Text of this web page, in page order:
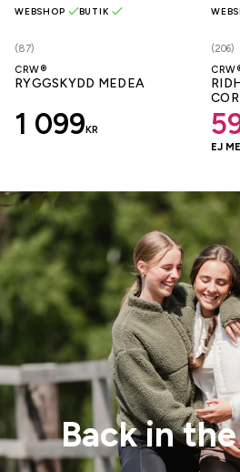
(87)
WEBSHOP BUTIK
CRW®
RYGGSKYDD MEDEA
1 099KR
(206)
EJ
Back in